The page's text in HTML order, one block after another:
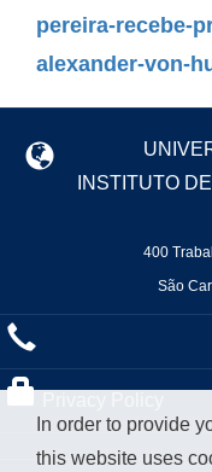
pereira-recebe-
alexander-von-
INSTITUTO
400
São
In order to provide
this website uses